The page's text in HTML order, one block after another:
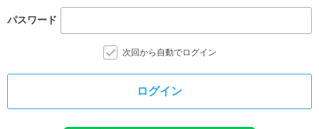
パスワード
次回から自動でログイン
ログイン